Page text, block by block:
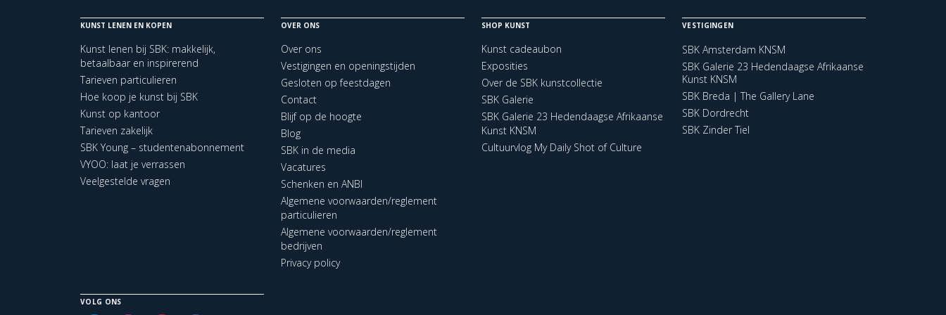
KUNST LENEN EN KOPEN
Kunst lenen bij SBK: makkelijk,
betaalbaar en inspirerend
Tarieven particulieren
Hoe koop je kunst bij SBK
Kunst op kantoor
Tarieven zakelijk
SBK Young – studentenabonnement
VYOO: laat je verrassen
Veelgestelde vragen
OVER ONS
Over ons
Vestigingen en openingstijden
Gesloten op feestdagen
Contact
Blijf op de hoogte
Blog
SBK in de media
Vacatures
Schenken en ANBI
Algemene voorwaarden/reglement
particulieren
Algemene voorwaarden/reglement
bedrijven
Privacy policy
SHOP KUNST
Kunst cadeaubon
Exposities
Over de SBK kunstcollectie
SBK Galerie
SBK Galerie 23 Hedendaagse Afrikaanse
Kunst KNSM
Cultuurvlog My Daily Shot of Culture
VESTIGINGEN
SBK Amsterdam KNSM
SBK Galerie 23 Hedendaagse Afrikaanse
Kunst KNSM
SBK Breda | The Gallery Lane
SBK Dordrecht
SBK Zinder Tiel
VOLG ONS